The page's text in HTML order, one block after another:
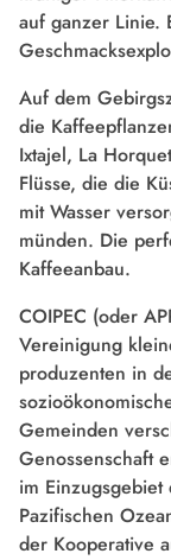
auf ganzer Linie.
Auf dem
die
Ixtajel, La
Flüsse, die die
mit Wasser
münden. Die
Kaffeeanbau.
COIPEC (oder
Vereinigung
produzenten in
Gemeinden
Genossenschaft
im
Pazifischen
der Kooperative